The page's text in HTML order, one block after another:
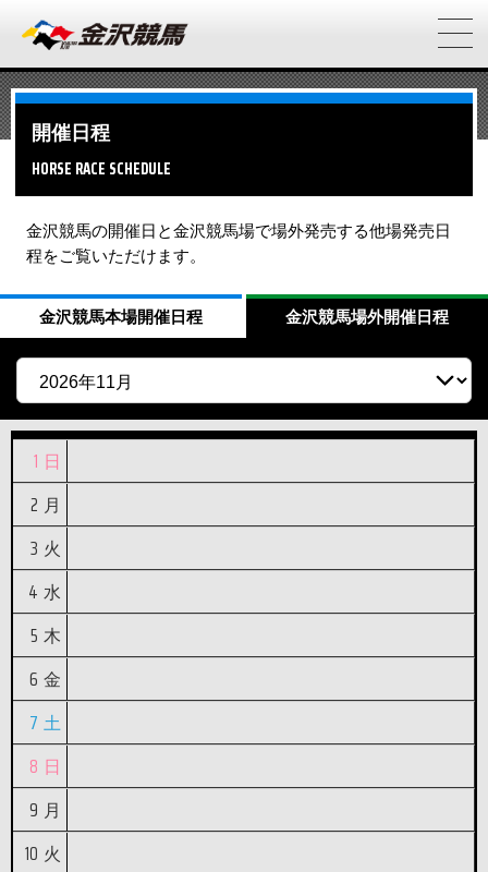
開催日程
HORSE RACE SCHEDULE
金沢競馬の開催日と金沢競馬場で場外発売する他場発売日
程をご覧いただけます。
金沢競馬本場開催日程 金沢競馬場外開催日程
1 日
2 月
3 火
4 水
5 木
6 金
7 土
8 日
9 月
10 火